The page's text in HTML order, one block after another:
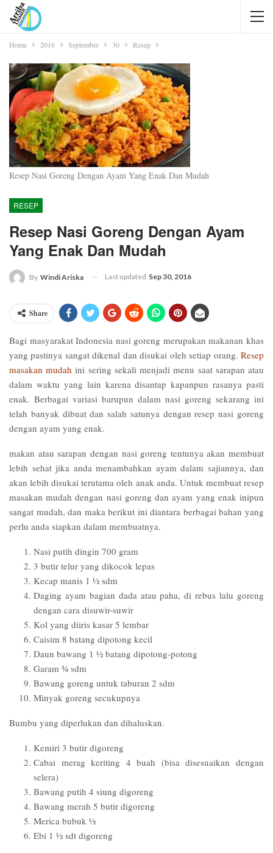
Home 2016 September 30 Resep
Resep Nasi Goreng Dengan Ayam Yang Enak Dan Mudah
RESEP
Resep Nasi Goreng Dengan Ayam
Yang Enak Dan Mudah
By Windi Ariska Last updated Sep 30, 2016
Share
Bagi masyarakat Indonesia nasi goreng merupakan makanan khas
yang pastinya sangat dikenal dan disukai oleh setiap orang. Resep
masakan mudah ini sering sekali menjadi menu saat sarapan atau
dalam waktu yang lain karena disantap kapanpun rasanya pasti
enak. Berbagai variasi barupun dalam nasi goreng sekarang ini
telah banyak dibuat dan salah satunya dengan resep nasi goreng
dengan ayam yang enak.
makan atau sarapan dengan nasi goreng tentunya akan membuat
lebih sehat jika anda menambahkan ayam dalam sajiannya, dan
akan lebih disukai terutama oleh anak anda. Untuk membuat resep
masakan mudah dengan nasi goreng dan ayam yang enak inipun
sangat mudah, dan maka berikut ini diantara berbagai bahan yang
perlu anda siapkan dalam membuatnya.
Nasi putih dingin 700 gram
3 butir telur yang dikocok lepas
Kecap manis 1 ½ sdm
Daging ayam bagian dada atau paha, di rebus lalu goreng
dengan cara disuwir-suwir
Kol yang diiris kasar 5 lembar
Caisim 8 batang dipotong kecil
Daun bawang 1 ½ batang dipotong-potong
Garam ¾ sdm
Bawang goreng untuk taburan 2 sdm
Minyak goreng secukupnya
Bumbu yang diperlukan dan dihaluskan.
Kemiri 3 butir digoreng
Cabai merag keriting 4 buah (bisa disesuaikan dengan
selera)
Bawang putih 4 siung digoreng
Bawang merah 5 butir digoreng
Merica bubuk ½
Ebi 1 ½ sdt digoreng